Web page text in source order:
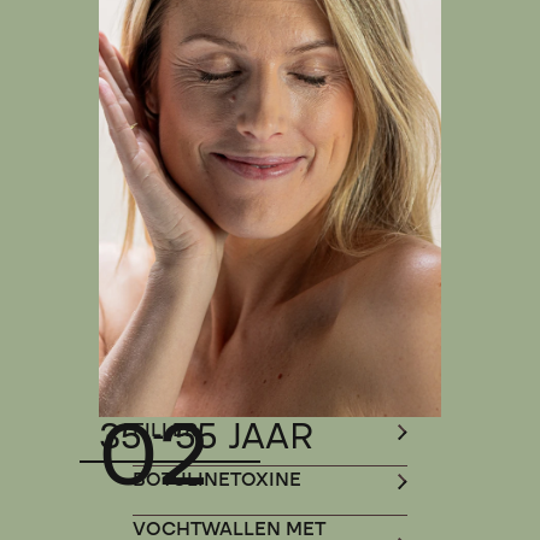
02
35 - 55 JAAR
FILLER
BOTULINETOXINE
VOCHTWALLEN MET